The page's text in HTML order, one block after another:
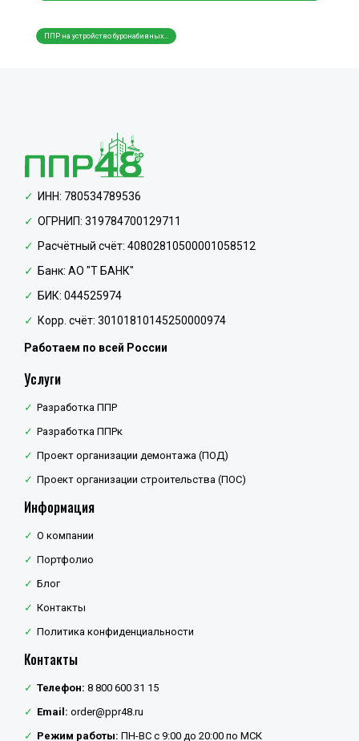
ППР на устройство буронабивных...
Создание схем складирования ма...
ИНН: 780534789536
ОГРНИП: 319784700129711
Расчётный счёт: 40802810500001058512
Банк: АО "Т БАНК"
БИК: 044525974
Корр. счёт: 30101810145250000974
Работаем по всей России
Услуги
Разработка ППР
Разработка ППРк
Проект организации демонтажа (ПОД)
Проект организации строительства (ПОС)
Информация
О компании
Портфолио
Блог
Контакты
Политика конфиденциальности
Контакты
Телефон: 8 800 600 31 15
Email: order@ppr48.ru
Режим работы: ПН-ВС с 9:00 до 20:00 по МСК